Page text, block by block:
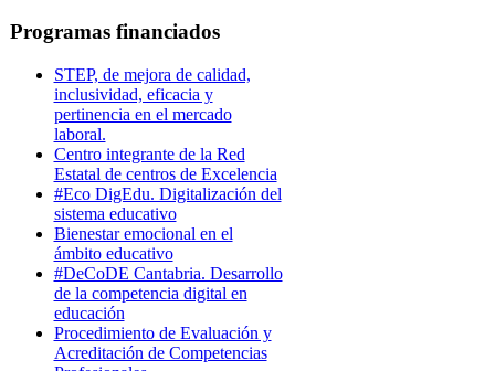
Programas financiados
STEP, de mejora de calidad,
inclusividad, eficacia y
pertinencia en el mercado
laboral.
Centro integrante de la Red
Estatal de centros de Excelencia
#Eco DigEdu. Digitalización del
sistema educativo
Bienestar emocional en el
ámbito educativo
#DeCoDE Cantabria. Desarrollo
de la competencia digital en
educación
Procedimiento de Evaluación y
Acreditación de Competencias